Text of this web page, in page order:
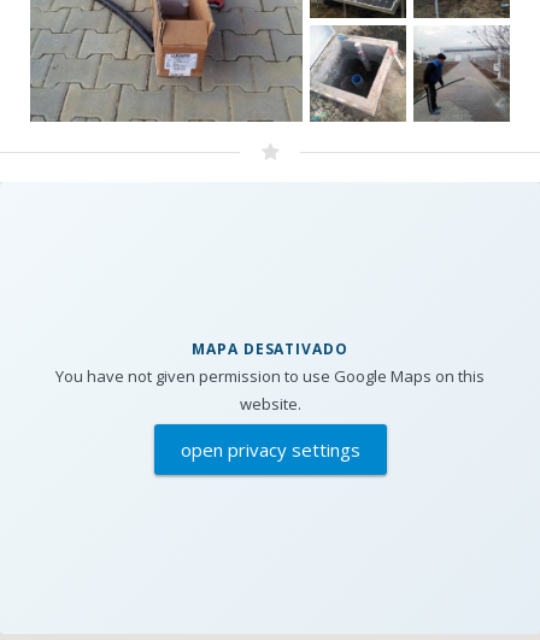
MAPA DESATIVADO
You have not given permission to use Google Maps on this
website.
open privacy settings